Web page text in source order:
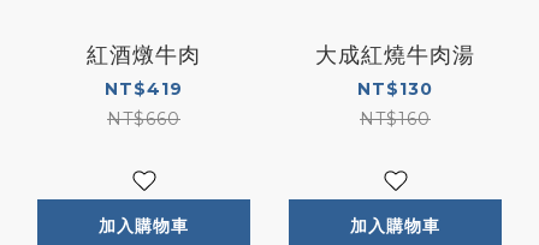
紅酒燉牛肉
NT$419
NT$660
加入購物車
大成紅燒牛肉湯
NT$130
NT$160
加入購物車